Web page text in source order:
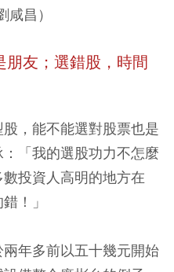
咸昌）
友；選錯股，時間
，能不能選對股票也是
「我的選股功力不怎麼
投資人高明的地方在
！」
年多前以五十幾元開始